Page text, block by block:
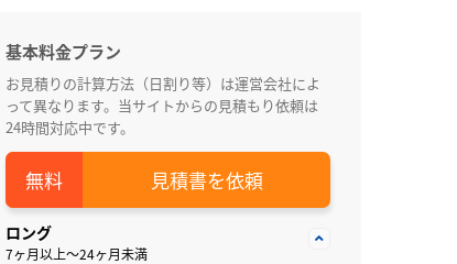
基本料金プラン
お見積りの計算方法（日割り等）は運営会社によ
って異なります。当サイトからの見積もり依頼は
24時間対応中です。
見積書を依頼
ロング
7ヶ月以上～24ヶ月未満